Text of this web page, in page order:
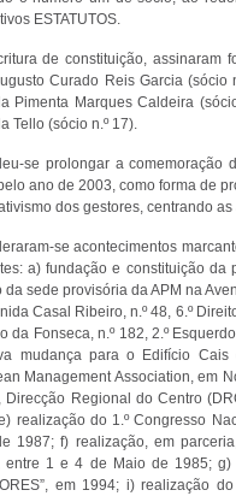
ESTATUTOS.
de constituição, assinaram
Curado Reis Garcia (sócio
Pimenta Marques Caldeira
Tello (sócio n.º 17).
se prolongar a
ano de 2003, como forma de
dos gestores, centrando
se acontecimentos
a) fundação e constituição
da sede provisória da APM na
Casal Ribeiro, n.º 48, 6.º
da Fonseca, n.º 182, 2.º
mudança para o Edifício Cais
Management Association, em
Direcção Regional do Centro
realização do 1.º Congresso
1987; f) realização, em
entre 1 e 4 de Maio de 1985; g)
em 1994; i) realização